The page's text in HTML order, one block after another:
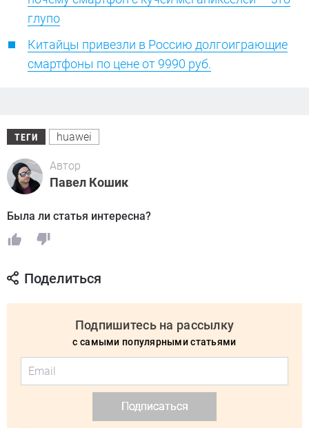
глупо
Китайцы привезли в Россию долгоиграющие
смартфоны по цене от 9990 руб.
ТЕГИ huawei
Автор
Павел Кошик
Была ли статья интересна?
Поделиться
Подпишитесь на рассылку
с самыми популярными статьями
Подписаться